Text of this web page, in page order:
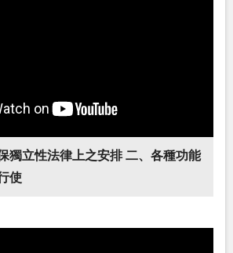
獨立性法律上之安排 二、各種功能
使